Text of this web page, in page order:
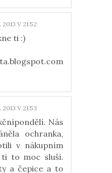
V 21:52
ti :)
V 21:53
Nás
ochranka,
v nákupním
ti to moc sluší.
a čepice a to